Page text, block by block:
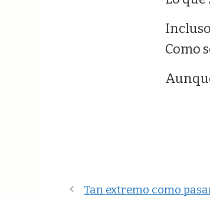
Como
Tan extremo como